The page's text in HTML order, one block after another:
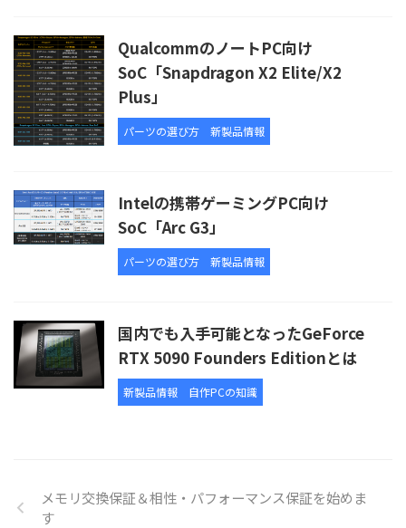
QualcommのノートPC向け
SoC「Snapdragon X2 Elite/X2
Plus」
パーツの選び方 新製品情報
Intelの携帯ゲーミングPC向け
SoC「Arc G3」
パーツの選び方 新製品情報
国内でも入手可能となったGeForce
RTX 5090 Founders Editionとは
新製品情報 自作PCの知識
メモリ交換保証＆相性・パフォーマンス保証を始めま
す